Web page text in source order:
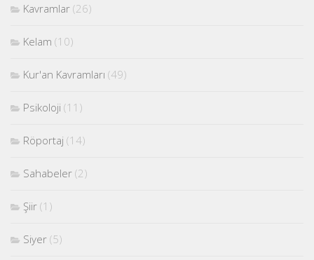
Kavramlar (26)
Kelam (10)
Kur'an Kavramları (49)
Psikoloji (11)
Röportaj (14)
Sahabeler (2)
Şiir (1)
Siyer (5)